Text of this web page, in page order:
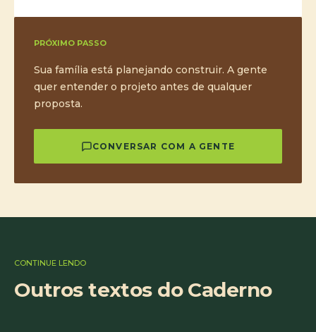
PRÓXIMO PASSO
Sua família está planejando construir. A gente
quer entender o projeto antes de qualquer
proposta.
CONVERSAR COM A GENTE
CONTINUE LENDO
Outros textos do Caderno